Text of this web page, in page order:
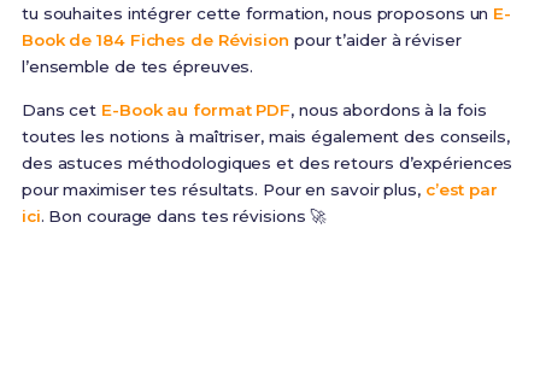
tu souhaites intégrer cette formation, nous proposons un E-
Book de 184 Fiches de Révision pour t’aider à réviser
l’ensemble de tes épreuves.
Dans cet E-Book au format PDF, nous abordons à la fois
toutes les notions à maîtriser, mais également des conseils,
des astuces méthodologiques et des retours d’expériences
pour maximiser tes résultats. Pour en savoir plus, c’est par
ici. Bon courage dans tes révisions 🚀